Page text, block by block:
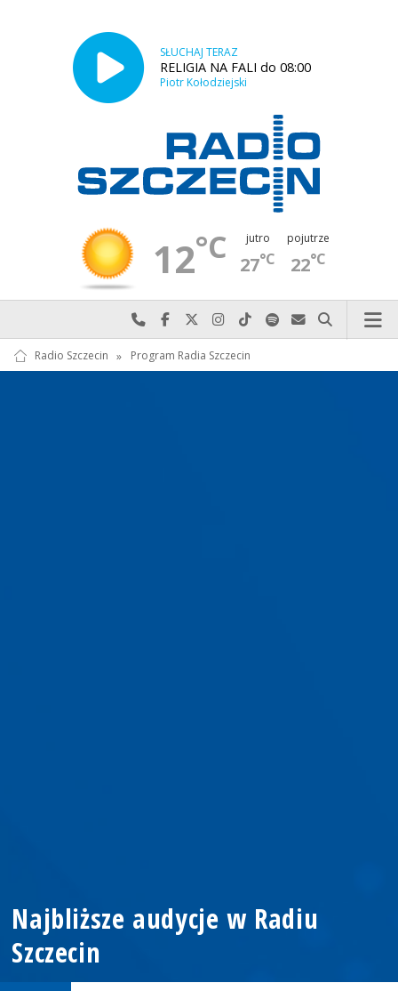
SŁUCHAJ TERAZ
RELIGIA NA FALI do 08:00
Piotr Kołodziejski
12°C jutro
27°C
pojutrze
22°C
Najlepiej po prostu do nas zadzwoń
Odwiedź nas na Facebook-u
Odwiedź nas na X
Odwiedź nas na Instagram-ie
Odwiedź nas na TikTok-u
Szukaj nas na Spotify
Wyślij do nas
Szukaj
Radio Szczecin » Program Radia Szczecin
Najbliższe audycje w Radiu
Szczecin